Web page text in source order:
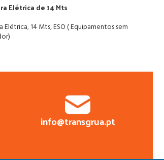
Elétrica de 14 Mts
Elétrica,14 Mts,ESO ( Equipamentos sem
info@transgrua.pt